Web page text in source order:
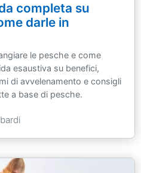
completa su
darle in
le pesche e come
esaustiva su benefici,
di avvelenamento e consigli
a base di pesche.